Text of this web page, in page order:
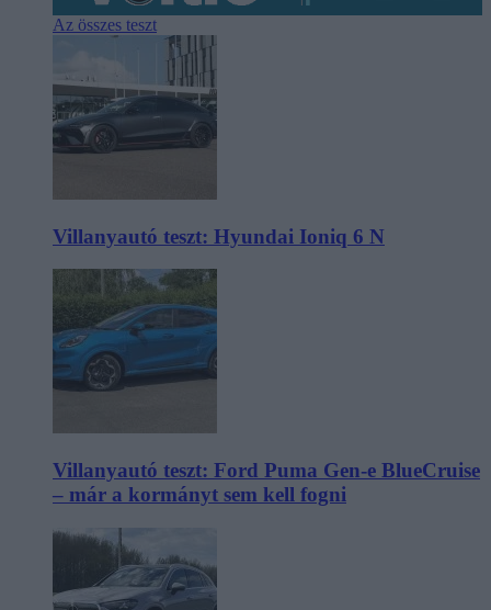
Az összes teszt
Villanyautó teszt: Hyundai Ioniq 6 N
Villanyautó teszt: Ford Puma Gen-e BlueCruise
– már a kormányt sem kell fogni